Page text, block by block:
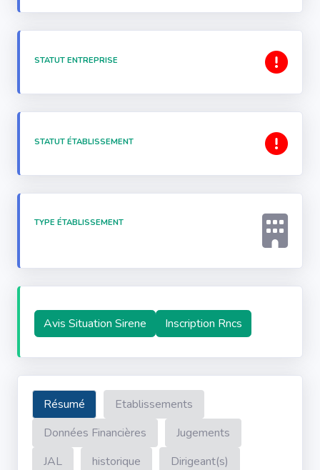
STATUT ENTREPRISE
STATUT ÉTABLISSEMENT
TYPE ÉTABLISSEMENT
Avis Situation Sirene Inscription Rncs
Résumé
Etablissements
Données Financières
Jugements
JAL
historique
Dirigeant(s)